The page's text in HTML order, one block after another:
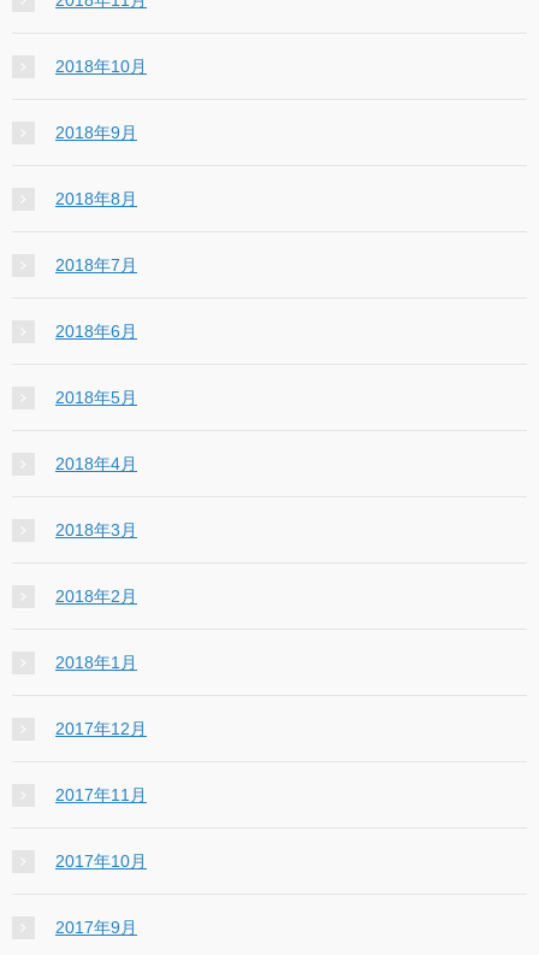
2018年10月
2018年9月
2018年8月
2018年7月
2018年6月
2018年5月
2018年4月
2018年3月
2018年2月
2018年1月
2017年12月
2017年11月
2017年10月
2017年9月